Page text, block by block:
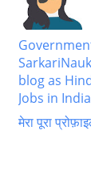
blog as
Jobs in
मेरा पूरा